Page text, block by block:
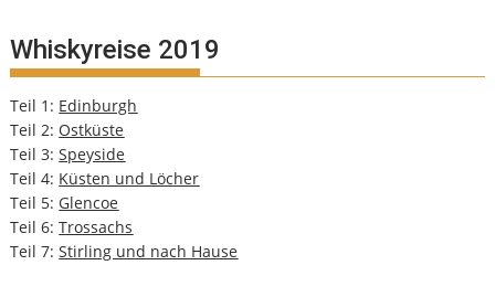
Whiskyreise 2019
Teil 1: Edinburgh
Teil 2: Ostküste
Teil 3:Speyside
Teil 4: Küsten und Löcher
Teil 5: Glencoe
Teil 6:Trossachs
Teil 7:Stirling und nach Hause